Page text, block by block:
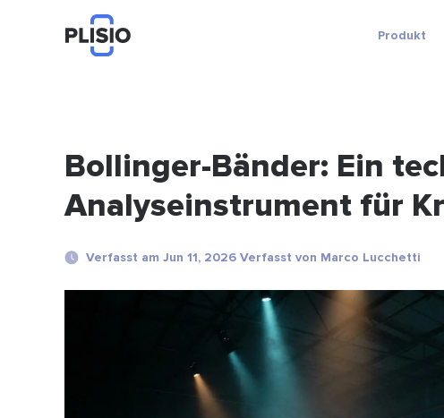
Produkt
Bollinger-Bänder: Ein
Analyseinstrument für
Verfasst am Jun 11, 2026 Verfasst von Marco Lucchetti